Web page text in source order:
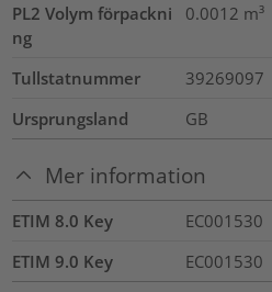
PL2 Volym förpackni
ng
0.0012 m³
Tullstatnummer
39269097
Ursprungsland
GB
Mer information
ETIM 8.0 Key
EC001530
ETIM 9.0 Key
EC001530